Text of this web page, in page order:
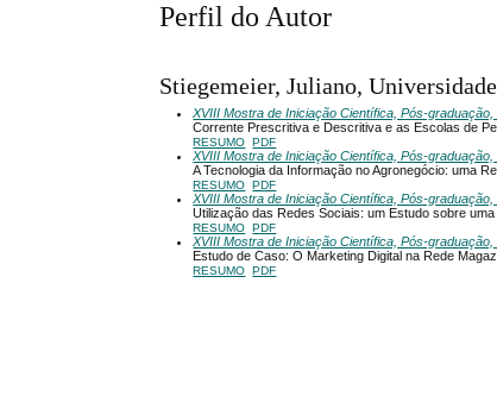
Perfil do Autor
Stiegemeier, Juliano,
XVIII Mostra de Iniciação Científica, Pós-
Corrente Prescritiva e Descritiva e as Escolas de
RESUMO PDF
XVIII Mostra de Iniciação Científica, Pós-
A Tecnologia da Informação no Agronegócio: uma
RESUMO PDF
XVIII Mostra de Iniciação Científica, Pós-
Utilização das Redes Sociais: um Estudo sobre
RESUMO PDF
XVIII Mostra de Iniciação Científica, Pós-
Estudo de Caso: O Marketing Digital na Rede
RESUMO PDF